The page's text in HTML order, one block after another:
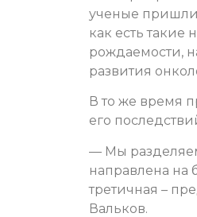
ученые пришли
как есть
рождаемости,
развития
В то же время
его
— Мы
направлена на
третичная –
Вальков.